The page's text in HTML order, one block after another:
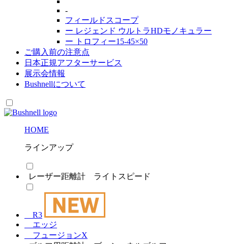
-
フィールドスコープ
ー レジェンド ウルトラHDモノキュラー
ー トロフィー15-45×50
ご購入前の注意点
日本正規アフターサービス
展示会情報
Bushnellについて
HOME
ラインアップ
レーザー距離計 ライトスピード
R3
エッジ
フュージョンX